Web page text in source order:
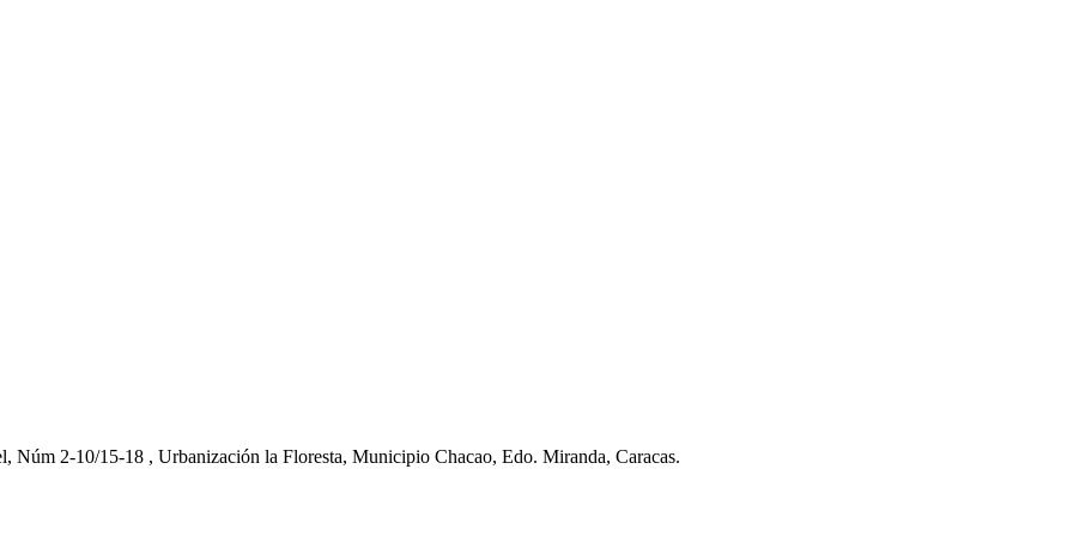
Núm 2-10/15-18 , Urbanización la Floresta, Municipio Chacao, Edo. Miranda, Caracas.